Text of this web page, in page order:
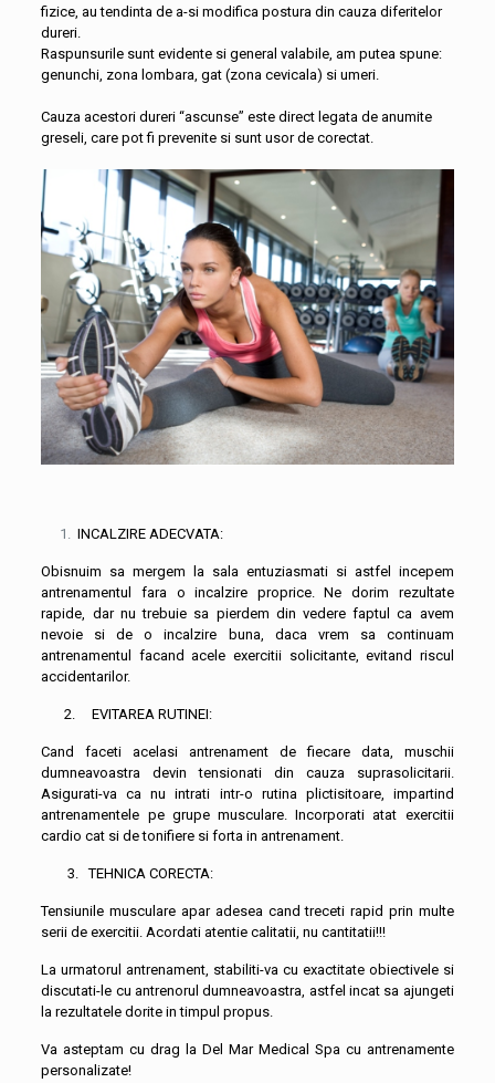
fizice, au tendinta de a-si modifica postura din cauza diferitelor
dureri.
Raspunsurile sunt evidente si general valabile, am putea spune:
genunchi, zona lombara, gat (zona cevicala) si umeri.
Cauza acestori dureri “ascunse” este direct legata de anumite
greseli, care pot fi prevenite si sunt usor de corectat.
INCALZIRE ADECVATA:
Obisnuim sa mergem la sala entuziasmati si astfel incepem
antrenamentul fara o incalzire proprice. Ne dorim rezultate
rapide, dar nu trebuie sa pierdem din vedere faptul ca avem
nevoie si de o incalzire buna, daca vrem sa continuam
antrenamentul facand acele exercitii solicitante, evitand riscul
accidentarilor.
2. EVITAREA RUTINEI:
Cand faceti acelasi antrenament de fiecare data, muschii
dumneavoastra devin tensionati din cauza suprasolicitarii.
Asigurati-va ca nu intrati intr-o rutina plictisitoare, impartind
antrenamentele pe grupe musculare. Incorporati atat exercitii
cardio cat si de tonifiere si forta in antrenament.
3. TEHNICA CORECTA:
Tensiunile musculare apar adesea cand treceti rapid prin multe
serii de exercitii. Acordati atentie calitatii, nu cantitatii!!!
La urmatorul antrenament, stabiliti-va cu exactitate obiectivele si
discutati-le cu antrenorul dumneavoastra, astfel incat sa ajungeti
la rezultatele dorite in timpul propus.
Va asteptam cu drag la Del Mar Medical Spa cu antrenamente
personalizate!